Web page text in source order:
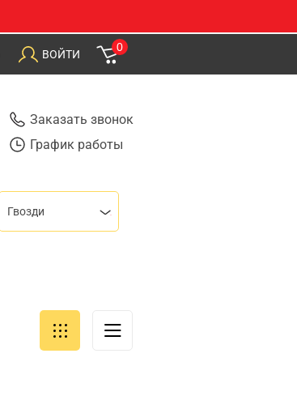
ВОЙТИ
0
Заказать звонок
График работы
Гвозди